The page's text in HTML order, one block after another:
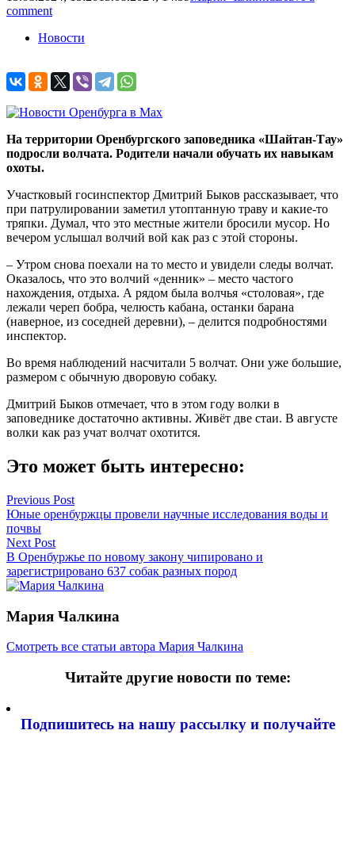
comment
Новости
На территории Оренбургского заповедника «Шайтан-Тау»
подросли волчата. Родители начали обучать их навыкам
охоты.
Участковый госинспектор Дмитрий Быков рассказывает, что
при патрулировании заметил утоптанную траву и какие-то
тряпки. Думал, что это местные жители бросили мусор. Но
вечером услышал волчий вой как раз с этой стороны.
– Утром снова поехали на то место и увидели следы волчат.
Оказалось, что это волчий «денник» – место частого
нахождения, отдыха. А рядом была волчья «столовая», где
лежали череп бобра, челюсть кабана, останки барана
(наверное, из соседней деревни), – делится подробностями
инспектор.
Во время наблюдений насчитали 5 волчат. Они уже большие,
размером с обычную дворовую собаку.
Дмитрий Быков отмечает, что в этом году волки в
заповеднике достаточно активны. Живёт две стаи. В августе
волки как раз учат волчат охотится.
Это может быть интересно:
Навигация
по
записям
Previous Post
Юные оренбуржцы провели научные исследования воды и
почвы
Next Post
В Оренбуржье по новому закону чипировано и
зарегистрировано 637 собак разных пород
Мария Чалкина
Смотреть все статьи автора Мария Чалкина
Читайте другие новости по теме:
Подпишитесь на нашу рассылку и получайте